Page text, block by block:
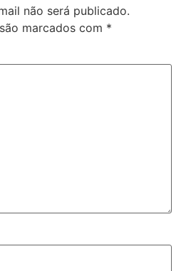
não será publicado.
marcados com *